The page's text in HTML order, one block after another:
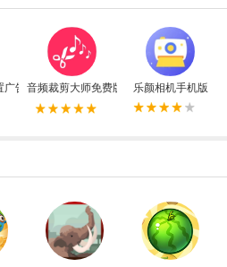
广告拦截器最新版
音频裁剪大师免费版 乐颜相机手机版